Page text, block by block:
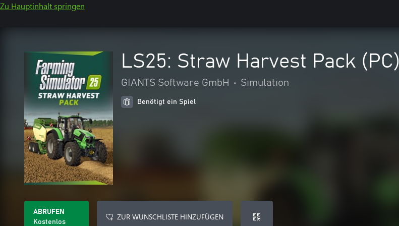
Zu Hauptinhalt springen
LS25: Straw Harvest Pack (PC)
GIANTS Software GmbH • Simulation
Benötigt ein Spiel
ABRUFEN
Kostenlos
ZUR WUNSCHLISTE HINZUFÜGEN